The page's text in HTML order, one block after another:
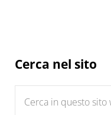
Sidebar
Cerca nel sito